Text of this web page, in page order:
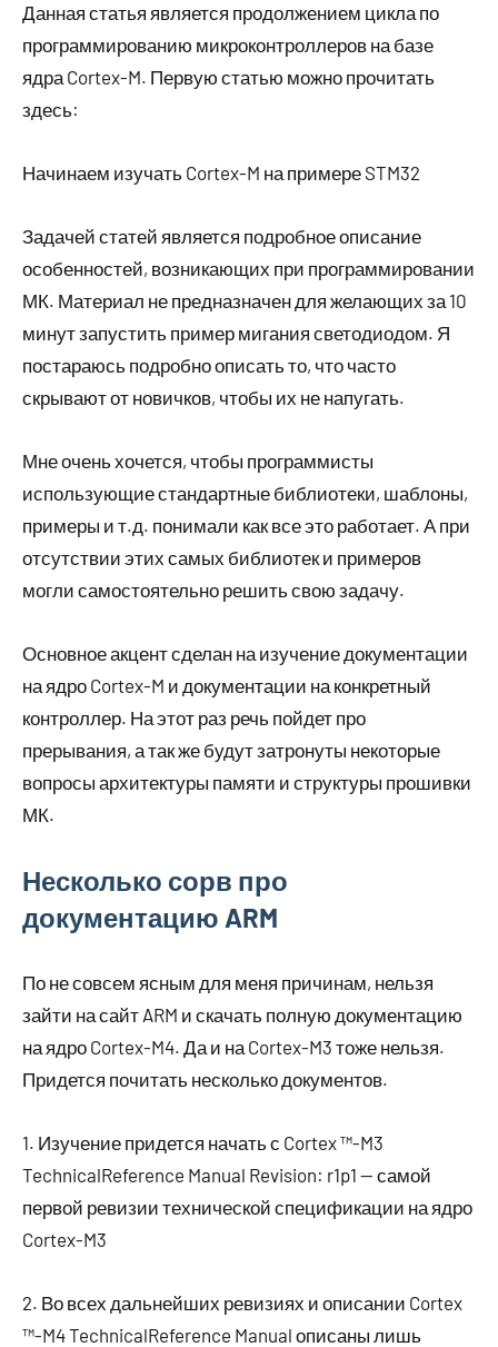
Данная статья является продолжением цикла по
программированию микроконтроллеров на базе
ядра Cortex-M. Первую статью можно прочитать
здесь:
Начинаем изучать Cortex-M на примере STM32
Задачей статей является подробное описание
особенностей, возникающих при программировании
МК. Материал не предназначен для желающих за 10
минут запустить пример мигания светодиодом. Я
постараюсь подробно описать то, что часто
скрывают от новичков, чтобы их не напугать.
Мне очень хочется, чтобы программисты
использующие стандартные библиотеки, шаблоны,
примеры и т.д. понимали как все это работает. А при
отсутствии этих самых библиотек и примеров
могли самостоятельно решить свою задачу.
Основное акцент сделан на изучение документации
на ядро Cortex-M и документации на конкретный
контроллер. На этот раз речь пойдет про
прерывания, а так же будут затронуты некоторые
вопросы архитектуры памяти и структуры прошивки
МК.
Несколько сорв про
документацию ARM
По не совсем ясным для меня причинам, нельзя
зайти на сайт ARM и скачать полную документацию
на ядро Cortex-M4. Да и на Cortex-M3 тоже нельзя.
Придется почитать несколько документов.
1. Изучение придется начать с Cortex ™-M3
TechnicalReference Manual Revision: r1p1 — самой
первой ревизии технической спецификации на ядро
Cortex-M3
2. Во всех дальнейших ревизиях и описании Cortex
™-M4 TechnicalReference Manual описаны лишь